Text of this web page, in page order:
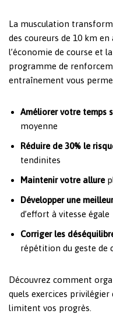
La musculation
des coureurs de 10 km
l’économie de course et
programme de
entraînement vous
Améliorer votre temps
moyenne
Réduire de 30% le
tendinites
Maintenir votre allure
Développer une
d’effort à vitesse égale
Corriger les
répétition du geste de
Découvrez comment
quels exercices
limitent vos progrès.